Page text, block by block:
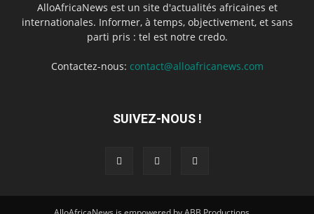
AlloAfricaNews est un site d'actualités africaines et
internationales. Informer, à temps, objectivement, et sans
parti pris : tel est notre credo.
Contactez-nous: contact@alloafricanews.com
SUIVEZ-NOUS !